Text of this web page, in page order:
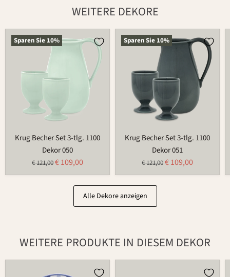
WEITERE DEKORE
Sparen Sie 10%
Krug
Becher
Krug Becher Set 3-tlg. 1100
Dekor 050
Ursprünglicher
€ 121,00Aktueller
Preis
€ 109,00
Sparen Sie 10%
Krug
Becher
Krug Becher Set 3-tlg. 1100
Dekor 051
Ursprünglicher
€ 121,00Aktueller
Preis
€ 109,00
Alle Dekore anzeigen
WEITERE PRODUKTE IN DIESEM DEKOR